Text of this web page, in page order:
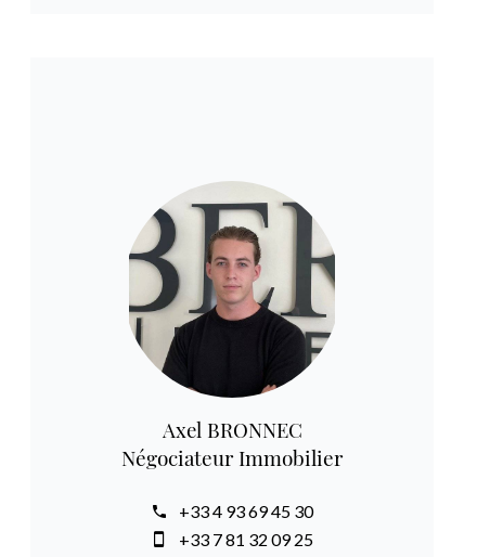
Axel BRONNEC
Négociateur Immobilier
+33 4 93 69 45 30
+33 7 81 32 09 25